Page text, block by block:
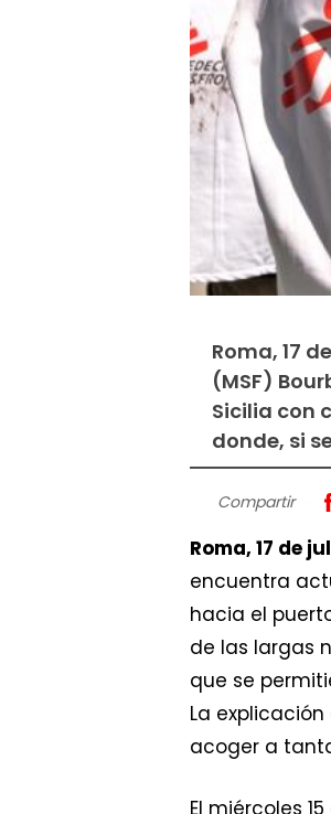
Roma, 17
(MSF)
Sicilia con
donde, si
Compartir
Roma, 17 de
encuentra
hacia el
de las largas
que se
La
acoger a
El miércoles